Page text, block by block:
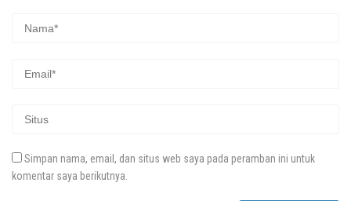
Simpan nama, email, dan situs web saya pada peramban ini untuk
komentar saya berikutnya.